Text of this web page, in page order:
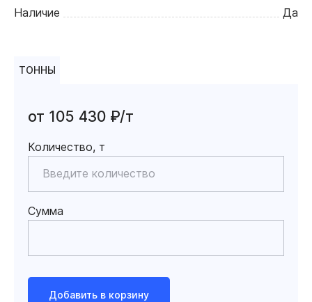
Наличие
Да
ТОННЫ
от 105 430 ₽/т
Количество, т
Сумма
Добавить в корзину